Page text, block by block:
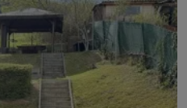
genauer Standortdaten.
auf Informationen auf einem Endgerät.
der Performance von Inhalten,
der Partner (Lieferanten)